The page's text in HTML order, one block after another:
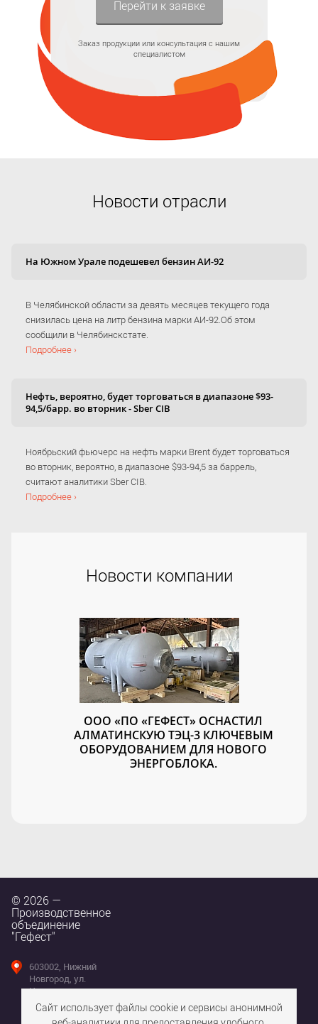
Перейти к заявке
Заказ продукции или консультация с нашим
специалистом
Новости отрасли
На Южном Урале подешевел бензин АИ-92
В Челябинской области за девять месяцев текущего года
снизилась цена на литр бензина марки АИ-92.Об этом
сообщили в Челябинскстате.
Подробнее ›
Нефть, вероятно, будет торговаться в диапазоне $93-
94,5/барр. во вторник - Sber CIB
Ноябрьский фьючерс на нефть марки Brent будет торговаться
во вторник, вероятно, в диапазоне $93-94,5 за баррель,
считают аналитики Sber CIB.
Подробнее ›
Новости компании
ООО «ПО «ГЕФЕСТ» ОСНАСТИЛ
АЛМАТИНСКУЮ ТЭЦ-3 КЛЮЧЕВЫМ
ОБОРУДОВАНИЕМ ДЛЯ НОВОГО
ЭНЕРГОБЛОКА.
© 2026 —
Производственное
объединение
"Гефест"
603002, Нижний
Новгород, ул.
Интернациональная,
д. 100
Сайт использует файлы cookie и сервисы анонимной